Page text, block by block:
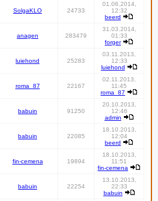
SolgaKLO 24733
01.06.2014,
12:32
beerd
anagen 283479
31.03.2014,
01:33
forger
luiehond 25283
03.11.2013,
12:33
luiehond
roma_87 22167
02.11.2013,
11:45
roma_87
babuin 91250
20.10.2013,
12:46
admin
babuin 22085
18.10.2013,
12:04
beerd
fin-cemena 19894
18.10.2013,
11:51
fin-cemena
babuin 22254
13.10.2013,
22:33
babuin